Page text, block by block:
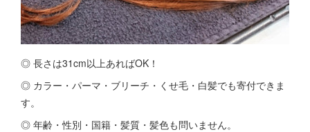
◎ 長さは31cm以上あればOK！
◎ カラー・パーマ・ブリーチ・くせ毛・白髪でも寄付できま
す。
◎ 年齢・性別・国籍・髪質・髪色も問いません。